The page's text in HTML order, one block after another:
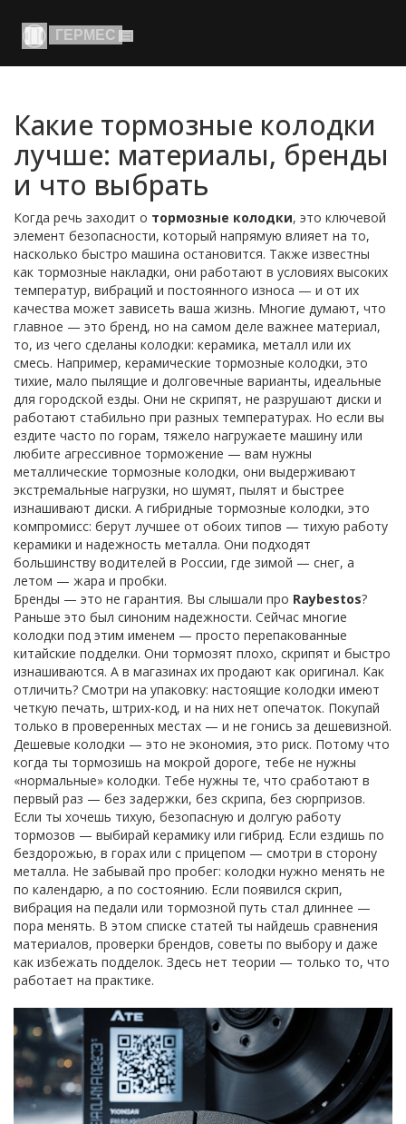
Какие тормозные колодки
лучше: материалы, бренды
и что выбрать
Когда речь заходит о тормозные колодки, это ключевой
элемент безопасности, который напрямую влияет на то,
насколько быстро машина остановится. Также известны
как тормозные накладки, они работают в условиях высоких
температур, вибраций и постоянного износа — и от их
качества может зависеть ваша жизнь. Многие думают, что
главное — это бренд, но на самом деле важнее материал,
то, из чего сделаны колодки: керамика, металл или их
смесь. Например, керамические тормозные колодки, это
тихие, мало пылящие и долговечные варианты, идеальные
для городской езды. Они не скрипят, не разрушают диски и
работают стабильно при разных температурах. Но если вы
ездите часто по горам, тяжело нагружаете машину или
любите агрессивное торможение — вам нужны
металлические тормозные колодки, они выдерживают
экстремальные нагрузки, но шумят, пылят и быстрее
изнашивают диски. А гибридные тормозные колодки, это
компромисс: берут лучшее от обоих типов — тихую работу
керамики и надежность металла. Они подходят
большинству водителей в России, где зимой — снег, а
летом — жара и пробки.
Бренды — это не гарантия. Вы слышали про Raybestos?
Раньше это был синоним надежности. Сейчас многие
колодки под этим именем — просто перепакованные
китайские подделки. Они тормозят плохо, скрипят и быстро
изнашиваются. А в магазинах их продают как оригинал. Как
отличить? Смотри на упаковку: настоящие колодки имеют
четкую печать, штрих-код, и на них нет опечаток. Покупай
только в проверенных местах — и не гонись за дешевизной.
Дешевые колодки — это не экономия, это риск. Потому что
когда ты тормозишь на мокрой дороге, тебе не нужны
«нормальные» колодки. Тебе нужны те, что сработают в
первый раз — без задержки, без скрипа, без сюрпризов.
Если ты хочешь тихую, безопасную и долгую работу
тормозов — выбирай керамику или гибрид. Если ездишь по
бездорожью, в горах или с прицепом — смотри в сторону
металла. Не забывай про пробег: колодки нужно менять не
по календарю, а по состоянию. Если появился скрип,
вибрация на педали или тормозной путь стал длиннее —
пора менять. В этом списке статей ты найдешь сравнения
материалов, проверки брендов, советы по выбору и даже
как избежать подделок. Здесь нет теории — только то, что
работает на практике.